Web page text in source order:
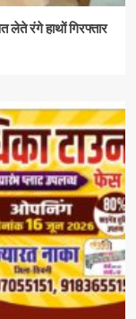
लेते रंगे हाथों गिरफ्तार